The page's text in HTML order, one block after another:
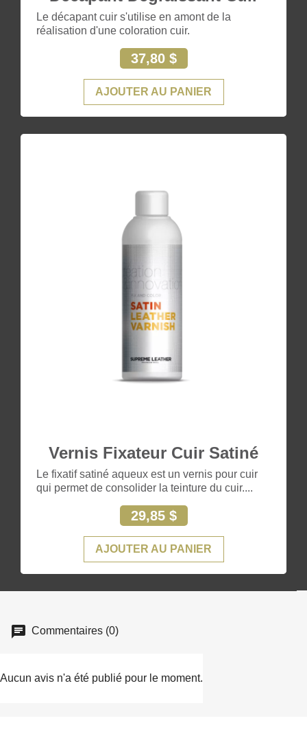
Le décapant cuir s'utilise en amont de la
réalisation d'une coloration cuir.
37,80 $
AJOUTER AU PANIER
Vernis Fixateur Cuir Satiné
Le fixatif satiné aqueux est un vernis pour cuir
qui permet de consolider la teinture du cuir....
29,85 $
AJOUTER AU PANIER
Commentaires (0)
Aucun avis n'a été publié pour le moment.